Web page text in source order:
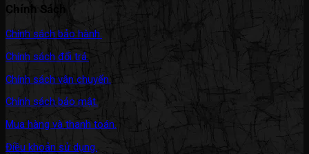
Chính Sách
Chính sách bảo hành.
Chính sách đổi trả.
Chính sách vận chuyển.
Chính sách bảo mật.
Mua hàng và thanh toán.
Điều khoản sử dụng.